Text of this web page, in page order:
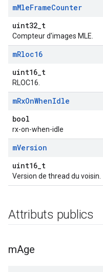
mMleFrameCounter
uint32_t
Compteur d'images MLE.
mRloc16
uint16_t
RLOC16.
mRxOnWhenIdle
bool
rx-on-when-idle
mVersion
uint16_t
Version de thread du voisin.
Attributs publics
mAge